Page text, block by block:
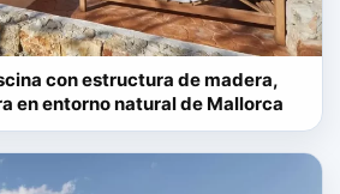
con estructura de madera,
en entorno natural de Mallorca